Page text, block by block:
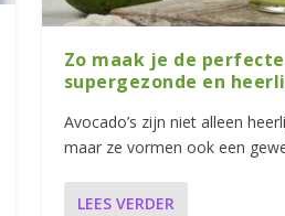
Zo maak je de
supergezonde en
Avocado’s zijn niet alleen
maar ze vormen ook een
LEES VERDER